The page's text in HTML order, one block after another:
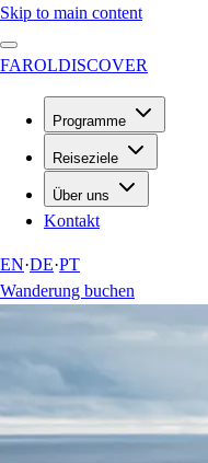
Skip to main content
FAROLDISCOVER
Programme
Reiseziele
Über uns
Kontakt
EN·DE·PT
Wanderung buchen